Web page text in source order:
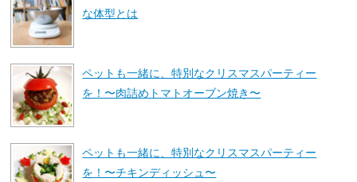
な体型とは
ペットも一緒に、特別なクリスマスパーティー
を！〜肉詰めトマトオーブン焼き〜
ペットも一緒に、特別なクリスマスパーティー
を！〜チキンディッシュ〜